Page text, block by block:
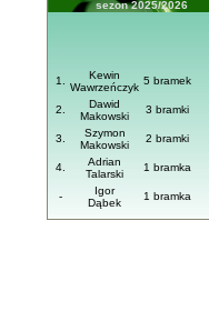
sezon 2025/2026
1.
Kewin
Wawrzeńczyk
5 bramek
2.
Dawid
Makowski
3 bramki
3.
Szymon
Makowski
2 bramki
4.
Adrian
Talarski
1 bramka
-
Igor
Dąbek
1 bramka